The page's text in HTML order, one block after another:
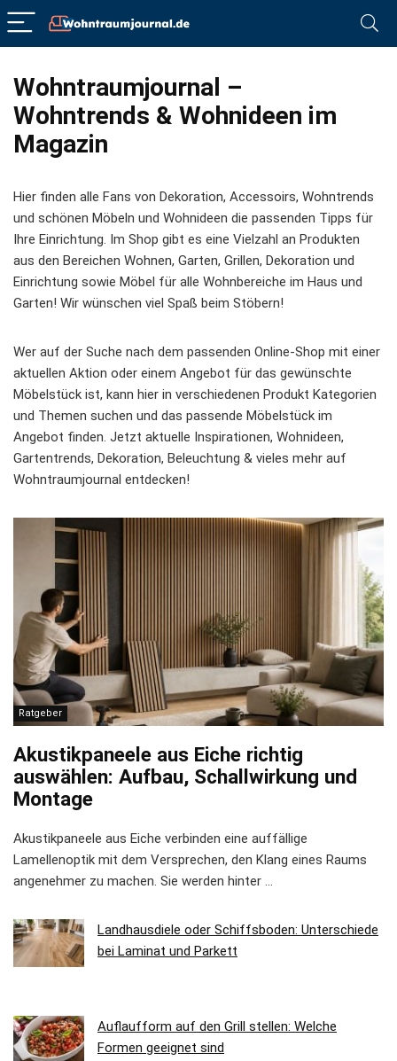
Wohntraumjournal –
Wohntrends & Wohnideen im
Magazin
Hier finden alle Fans von Dekoration, Accessoirs, Wohntrends
und schönen Möbeln und Wohnideen die passenden Tipps für
Ihre Einrichtung. Im Shop gibt es eine Vielzahl an Produkten
aus den Bereichen Wohnen, Garten, Grillen, Dekoration und
Einrichtung sowie Möbel für alle Wohnbereiche im Haus und
Garten! Wir wünschen viel Spaß beim Stöbern!
Wer auf der Suche nach dem passenden Online-Shop mit einer
aktuellen Aktion oder einem Angebot für das gewünschte
Möbelstück ist, kann hier in verschiedenen Produkt Kategorien
und Themen suchen und das passende Möbelstück im
Angebot finden. Jetzt aktuelle Inspirationen, Wohnideen,
Gartentrends, Dekoration, Beleuchtung & vieles mehr auf
Wohntraumjournal entdecken!
Ratgeber
Akustikpaneele aus Eiche richtig
auswählen: Aufbau, Schallwirkung und
Montage
Akustikpaneele aus Eiche verbinden eine auffällige
Lamellenoptik mit dem Versprechen, den Klang eines Raums
angenehmer zu machen. Sie werden hinter …
Landhausdiele oder Schiffsboden: Unterschiede
bei Laminat und Parkett
Auflaufform auf den Grill stellen: Welche
Formen geeignet sind